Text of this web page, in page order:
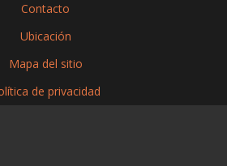
Contacto
Ubicación
Mapa del sitio
de privacidad